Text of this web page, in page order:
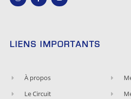
LIENS IMPORTANTS
À propos
Le Circuit